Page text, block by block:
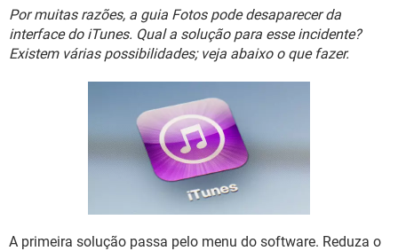
INSTAGRAM GMAIL
GUIA DE COMPRAS
OUTLOOK EXCEL
INSTAGRAM GMAIL
GUIA DE COMPRAS
JOGOS WHATSAPP
CELULAR FACEBOOK
GMAIL
Por muitas razões, a guia Fotos pode desaparecer da
interface do iTunes. Qual a solução para esse incidente?
Existem várias possibilidades; veja abaixo o que fazer.
A primeira solução passa pelo menu do software. Reduza o